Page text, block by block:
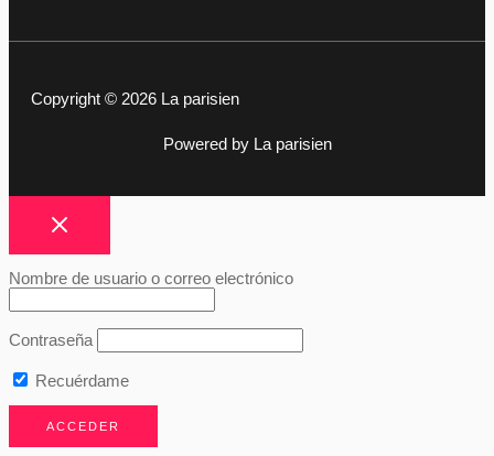
Copyright © 2026 La parisien
Powered by La parisien
Nombre de usuario o correo electrónico
Contraseña
Recuérdame